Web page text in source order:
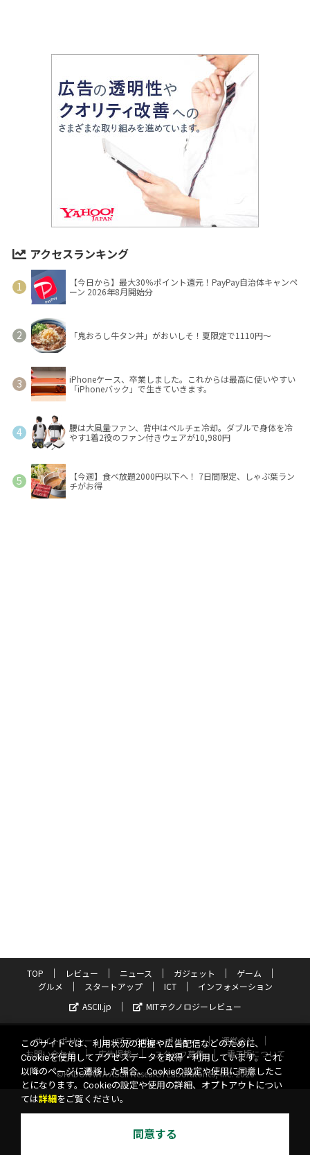
アクセスランキング
【今日から】最大30％ポイント還元！PayPay自治体キャンペ
ーン 2026年8月開始分
「鬼おろし牛タン丼」がおいしそ！夏限定で1110円～
iPhoneケース、卒業しました。これからは最高に使いやすい
「iPhoneバック」で生きていきます。
腰は大風量ファン、背中はペルチェ冷却。ダブルで身体を冷
やす1着2役のファン付きウェアが10,980円
【今週】食べ放題2000円以下へ！ 7日間限定、しゃぶ葉ラン
チがお得
TOP レビュー ニュース ガジェット
ゲーム
グルメ
スタートアップ ICT
インフォメーション
ASCII.jp
MITテクノロジーレビュー
サイトポリシー プライバシーポリシー
運営会社
お問い合わせ
広告掲載 スタッフ募集
電子版について
©KADOKAWA ASCII Research Laboratories, Inc. 2026
このサイトでは、利用状況の把握や広告配信などのために、
Cookieを使用してアクセスデータを取得・利用しています。これ
以降のページに遷移した場合、Cookieの設定や使用に同意したこ
とになります。Cookieの設定や使用の詳細、オプトアウトについ
ては詳細 をご覧ください。
同意する